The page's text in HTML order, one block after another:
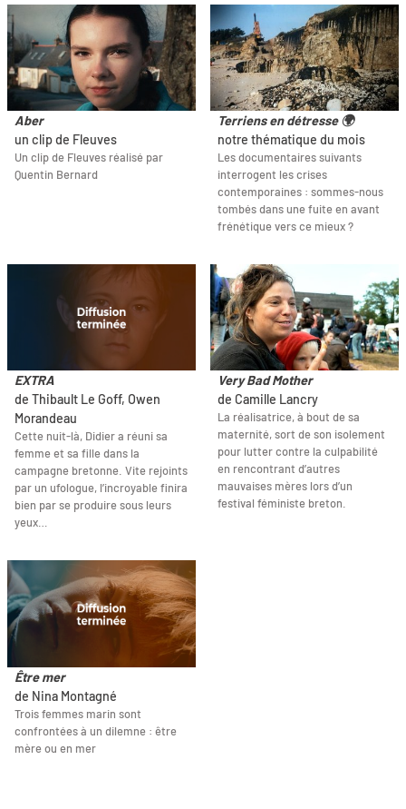
Aber
un clip de Fleuves
Un clip de Fleuves réalisé par
Quentin Bernard
Terriens en détresse 🌍
notre thématique du mois
Les documentaires suivants
interrogent les crises
contemporaines : sommes-nous
tombés dans une fuite en avant
frénétique vers ce mieux ?
EXTRA
de Thibault Le Goff, Owen
Morandeau
Cette nuit-là, Didier a réuni sa
femme et sa fille dans la
campagne bretonne. Vite rejoints
par un ufologue, l’incroyable finira
bien par se produire sous leurs
yeux…
Very Bad Mother
de Camille Lancry
La réalisatrice, à bout de sa
maternité, sort de son isolement
pour lutter contre la culpabilité
en rencontrant d’autres
mauvaises mères lors d’un
festival féministe breton.
Être mer
de Nina Montagné
Trois femmes marin sont
confrontées à un dilemne : être
mère ou en mer